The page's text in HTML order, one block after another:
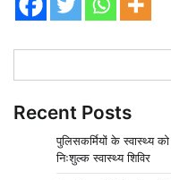
Recent Posts
पुलिसकर्मियों के स्वास्थ्य
निःशुल्क स्वास्थ्य शिविर